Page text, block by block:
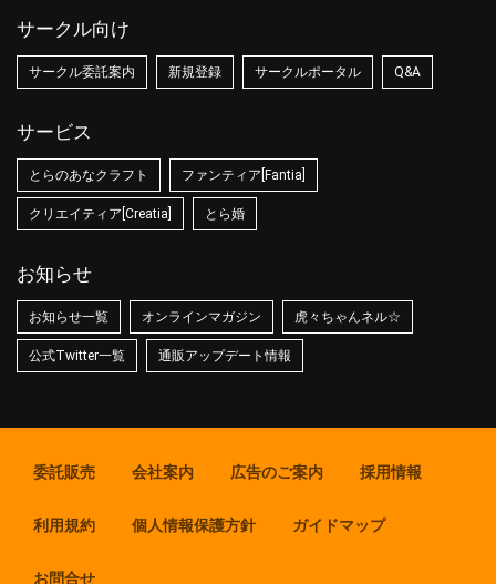
サークル向け
サークル委託案内 新規登録 サークルポータル Q&A
サービス
とらのあなクラフト ファンティア[Fantia]
クリエイティア[Creatia] とら婚
お知らせ
お知らせ一覧 オンラインマガジン 虎々ちゃんネル☆
公式Twitter一覧 通販アップデート情報
委託販売 会社案内 広告のご案内 採用情報
利用規約 個人情報保護方針 ガイドマップ
お問合せ